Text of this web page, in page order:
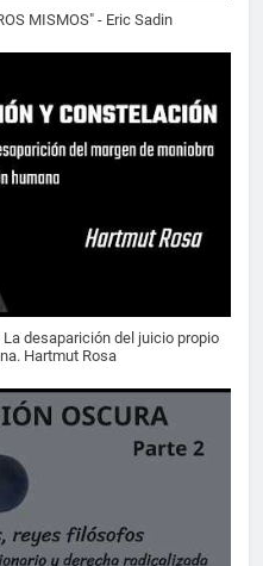
MISMOS" - Eric Sadin
La desaparición del juicio propio
Hartmut Rosa